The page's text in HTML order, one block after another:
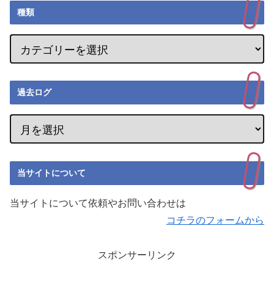
種類
過去ログ
当サイトについて
当サイトについて依頼やお問い合わせは
コチラのフォームから
スポンサーリンク